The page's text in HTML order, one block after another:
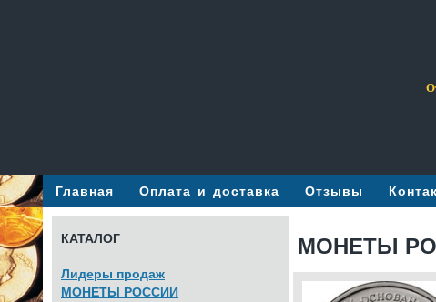
Главная Оплата и доставка Отзывы
МОНЕТЫ
КАТАЛОГ
Лидеры продаж
МОНЕТЫ РОССИИ